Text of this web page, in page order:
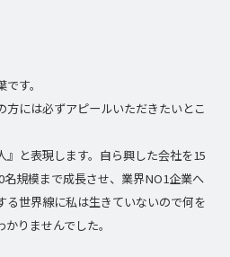
す。
には必ずアピールいただきたいとこ
と表現します。自ら興した会社を15
規模まで成長させ、業界NO1企業へ
る世界線に私は生きていないので何を
りませんでした。